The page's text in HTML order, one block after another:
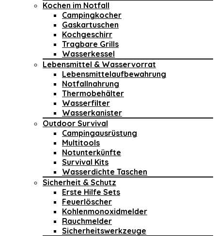
Kochen im Notfall
Campingkocher
Gaskartuschen
Kochgeschirr
Tragbare Grills
Wasserkessel
Lebensmittel & Wasservorrat
Lebensmittelaufbewahrung
Notfallnahrung
Thermobehälter
Wasserfilter
Wasserkanister
Outdoor Survival
Campingausrüstung
Multitools
Notunterkünfte
Survival Kits
Wasserdichte Taschen
Sicherheit & Schutz
Erste Hilfe Sets
Feuerlöscher
Kohlenmonoxidmelder
Rauchmelder
Sicherheitswerkzeuge